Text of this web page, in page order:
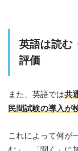
英語は読む
評価
また、英語では共
民間試験の導入が
これによって何が